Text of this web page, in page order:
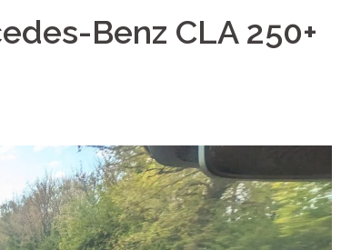
Benz CLA 250+